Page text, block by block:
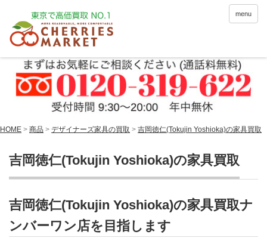
menu
HOME > 商品 > デザイナーズ家具の買取 > 吉岡徳仁(Tokujin Yoshioka)の家具買取
吉岡徳仁(Tokujin Yoshioka)の家具買取
吉岡徳仁(Tokujin Yoshioka)の家具買取ナ
ンバーワン店を目指します